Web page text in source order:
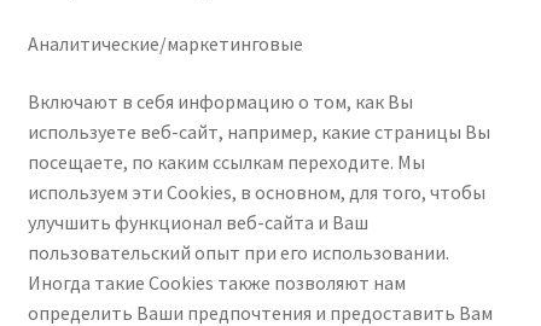
Аналитические/маркетинговые
Включают в себя информацию о том, как Вы
используете веб-сайт, например, какие страницы Вы
посещаете, по каким ссылкам переходите. Мы
используем эти Cookies, в основном, для того, чтобы
улучшить функционал веб-сайта и Ваш
пользовательский опыт при его использовании.
Иногда такие Cookies также позволяют нам
определить Ваши предпочтения и предоставить Вам